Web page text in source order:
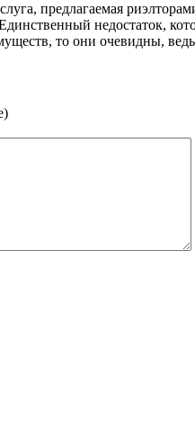
предлагаемая
недостаток,
то они очевидны,